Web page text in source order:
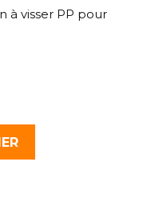
à visser PP pour